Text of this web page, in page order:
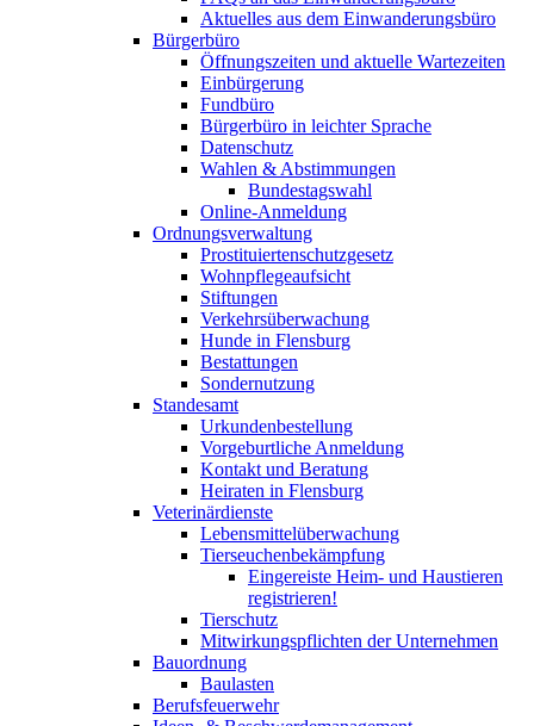
Aktuelles aus dem Einwanderungsbüro
Bürgerbüro
Öffnungszeiten und aktuelle Wartezeiten
Einbürgerung
Fundbüro
Bürgerbüro in leichter Sprache
Datenschutz
Wahlen & Abstimmungen
Bundestagswahl
Online-Anmeldung
Ordnungsverwaltung
Prostituiertenschutzgesetz
Wohnpflegeaufsicht
Stiftungen
Verkehrsüberwachung
Hunde in Flensburg
Bestattungen
Sondernutzung
Standesamt
Urkundenbestellung
Vorgeburtliche Anmeldung
Kontakt und Beratung
Heiraten in Flensburg
Veterinärdienste
Lebensmittelüberwachung
Tierseuchenbekämpfung
Eingereiste Heim- und Haustieren
registrieren!
Tierschutz
Mitwirkungspflichten der Unternehmen
Bauordnung
Baulasten
Berufsfeuerwehr